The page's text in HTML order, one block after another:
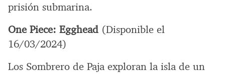
prisión submarina.
One Piece: Egghead (Disponible el
16/03/2024)
Los Sombrero de Paja exploran la isla de un